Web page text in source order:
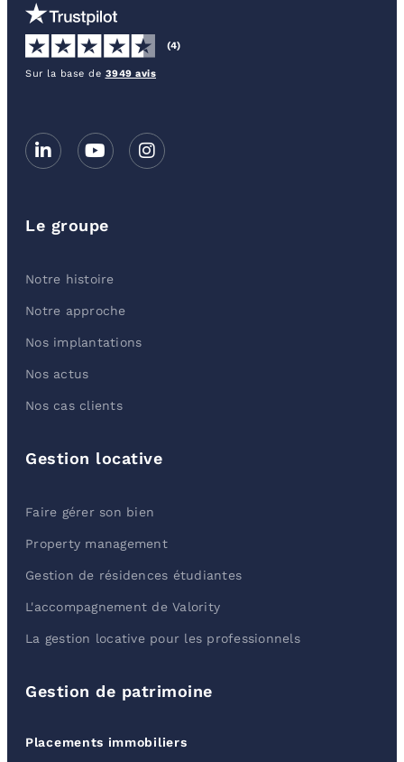
(4)
Sur la base de 3949 avis
Le groupe
Notre histoire
Notre approche
Nos implantations
Nos actus
Nos cas clients
Gestion locative
Faire gérer son bien
Property management
Gestion de résidences étudiantes
L'accompagnement de Valority
La gestion locative pour les professionnels
Gestion de patrimoine
Placements immobiliers